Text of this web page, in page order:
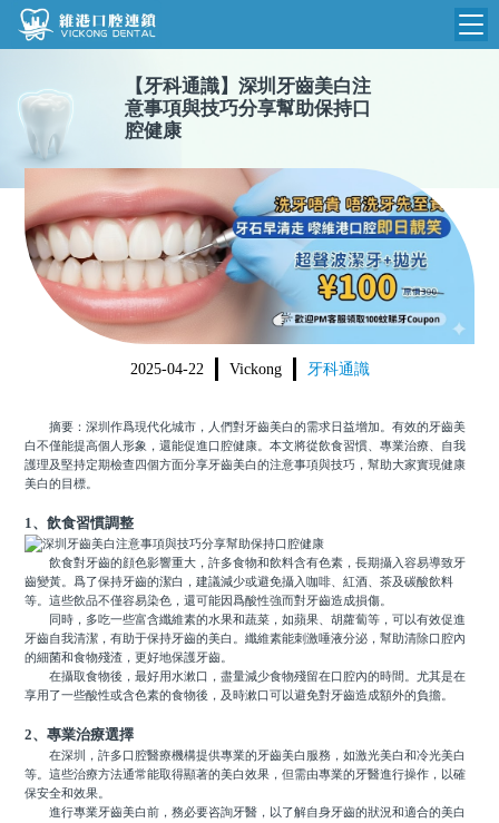
維港首頁
品牌介紹
環境設備
醫院新聞
收費標準
N
收費總表
植牙收費
根管收費
美學收費
箍牙收費
醫生團隊
門診時間
【 牙科通識】 深圳牙齒美白注
意事項與技巧分享幫助保持口
腔健康
2025-04-22 Vickong 牙科通識
摘要：深圳作爲現代化城市，人們對牙齒美白的需求日益增加。有效的牙齒美
白不僅能提高個人形象，還能促進口腔健康。本文將從飲食習慣、專業治療、自我
護理及堅持定期檢查四個方面分享牙齒美白的注意事項與技巧，幫助大家實現健康
美白的目標。
1、飲食習慣調整
飲食對牙齒的顔色影響重大，許多食物和飲料含有色素，長期攝入容易導致牙
齒變黃。爲了保持牙齒的潔白，建議減少或避免攝入咖啡、紅酒、茶及碳酸飲料
等。這些飲品不僅容易染色，還可能因爲酸性強而對牙齒造成損傷。
同時，多吃一些富含纖維素的水果和蔬菜，如蘋果、胡蘿蔔等，可以有效促進
牙齒自我清潔，有助于保持牙齒的美白。纖維素能刺激唾液分泌，幫助清除口腔內
的細菌和食物殘渣，更好地保護牙齒。
在攝取食物後，最好用水漱口，盡量減少食物殘留在口腔內的時間。尤其是在
享用了一些酸性或含色素的食物後，及時漱口可以避免對牙齒造成額外的負擔。
2、專業治療選擇
在深圳，許多口腔醫療機構提供專業的牙齒美白服務，如激光美白和冷光美白
等。這些治療方法通常能取得顯著的美白效果，但需由專業的牙醫進行操作，以確
保安全和效果。
進行專業牙齒美白前，務必要咨詢牙醫，以了解自身牙齒的狀況和適合的美白